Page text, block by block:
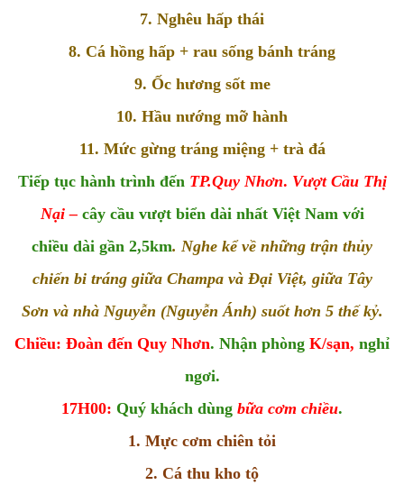
7. Nghêu hấp thái
8. Cá hồng hấp + rau sống bánh tráng
9. Ốc hương sốt me
10. Hầu nướng mỡ hành
11. Mức gừng tráng miệng + trà đá
Tiếp tục hành trình đến TP.Quy Nhơn. Vượt Cầu Thị
Nại – cây cầu vượt biển dài nhất Việt Nam với
chiều dài gần 2,5km. Nghe kể về những trận thủy
chiến bi tráng giữa Champa và Đại Việt, giữa Tây
Sơn và nhà Nguyễn (Nguyễn Ánh) suốt hơn 5 thế kỷ.
Chiều: Đoàn đến Quy Nhơn. Nhận phòng K/sạn, nghỉ
ngơi.
17H00: Quý khách dùng bữa cơm chiều.
1. Mực cơm chiên tỏi
2. Cá thu kho tộ